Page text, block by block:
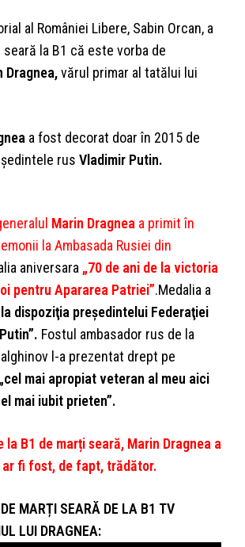
al României Libere, Sabin Orcan, a
la B1 că este vorba de
Dragnea,vărul primar al tatălui lui
a fost decorat doar în 2015 de
rus Vladimir Putin.
Marin Dragnea a primit în
la Ambasada Rusiei din
aniversara „70 de ani de la victoria
pentru Apararea Patriei”.Medalia a
dispoziţia preşedintelui Federaţiei
Fostul ambasador rus de la
l-a prezentat drept pe
„cel mai apropiat veteran al meu aici
mai iubit prieten”.
la B1 de marți seară, Marin Dragnea a
fi fost, de fapt, trădător.
MARȚI SEARĂ DE LA B1 TV
LUI DRAGNEA: